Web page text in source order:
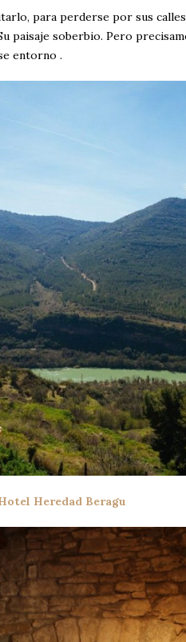
para perderse por sus
paisaje soberbio. Pero
entorno .
Heredad Beragu